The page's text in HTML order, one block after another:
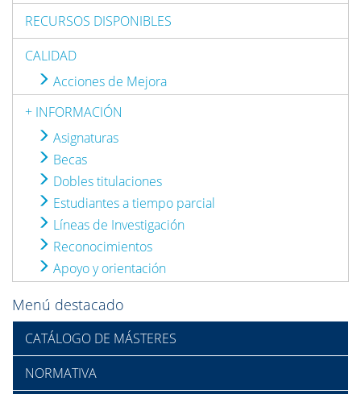
RECURSOS DISPONIBLES
CALIDAD
Acciones de Mejora
+ INFORMACIÓN
Asignaturas
Becas
Dobles titulaciones
Estudiantes a tiempo parcial
Líneas de Investigación
Reconocimientos
Apoyo y orientación
Menú destacado
CATÁLOGO DE MÁSTERES
NORMATIVA